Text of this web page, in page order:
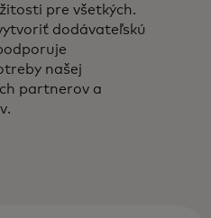
pre všetkých.
dodávateľskú
našej
partnerov a